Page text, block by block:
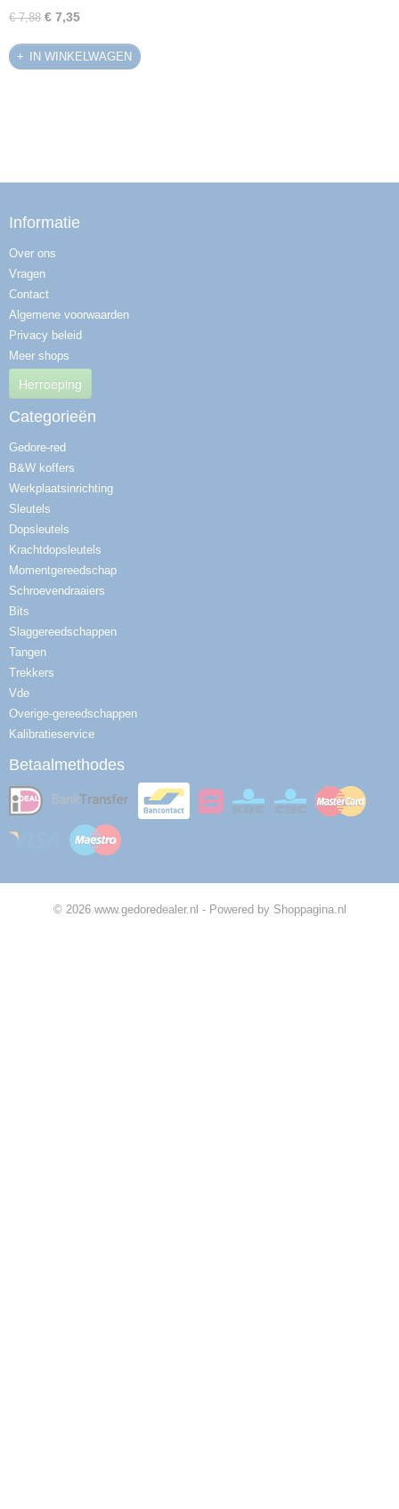
€ 7,88 € 7,35
IN WINKELWAGEN
Informatie
Over ons
Vragen
Contact
Algemene voorwaarden
Privacy beleid
Meer shops
Herroeping
Categorieën
Gedore-red
B&W koffers
Werkplaatsinrichting
Sleutels
Dopsleutels
Krachtdopsleutels
Momentgereedschap
Schroevendraaiers
Bits
Slaggereedschappen
Tangen
Trekkers
Vde
Overige-gereedschappen
Kalibratieservice
Betaalmethodes
© 2026 www.gedoredealer.nl - Powered by Shoppagina.nl